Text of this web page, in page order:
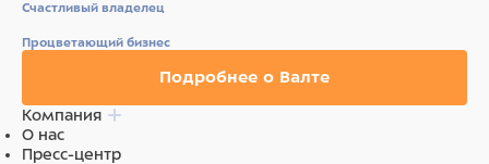
Счастливый владелец
Процветающий бизнес
Подробнее о Валте
Компания
О нас
Пресс-центр